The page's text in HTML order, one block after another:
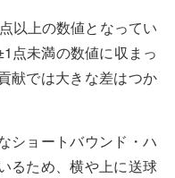
以上の数値となってい
点未満の数値に収まっ
献では大きな差はつか
ショートバウンド・ハ
るため、横や上に送球